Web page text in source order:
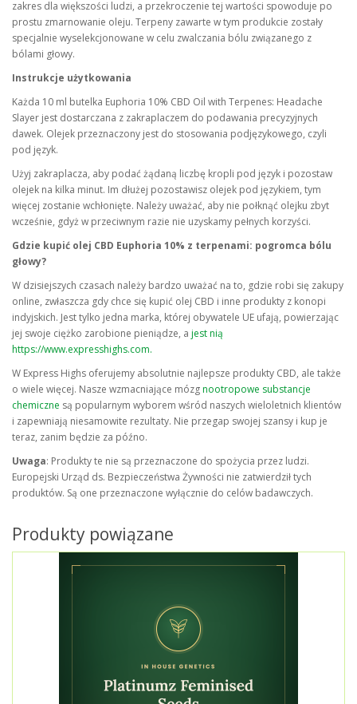
zakres dla większości ludzi, a przekroczenie tej wartości spowoduje po
prostu zmarnowanie oleju. Terpeny zawarte w tym produkcie zostały
specjalnie wyselekcjonowane w celu zwalczania bólu związanego z
bólami głowy.
Instrukcje użytkowania
Każda 10 ml butelka Euphoria 10% CBD Oil with Terpenes: Headache
Slayer jest dostarczana z zakraplaczem do podawania precyzyjnych
dawek. Olejek przeznaczony jest do stosowania podjęzykowego, czyli
pod język.
Użyj zakraplacza, aby podać żądaną liczbę kropli pod język i pozostaw
olejek na kilka minut. Im dłużej pozostawisz olejek pod językiem, tym
więcej zostanie wchłonięte. Należy uważać, aby nie połknąć olejku zbyt
wcześnie, gdyż w przeciwnym razie nie uzyskamy pełnych korzyści.
Gdzie kupić olej CBD Euphoria 10% z terpenami: pogromca bólu
głowy?
W dzisiejszych czasach należy bardzo uważać na to, gdzie robi się zakupy
online, zwłaszcza gdy chce się kupić olej CBD i inne produkty z konopi
indyjskich. Jest tylko jedna marka, której obywatele UE ufają, powierzając
jej swoje ciężko zarobione pieniądze, a jest nią
https://www.expresshighs.com.
W Express Highs oferujemy absolutnie najlepsze produkty CBD, ale także
o wiele więcej. Nasze wzmacniające mózgnootropowe substancje
chemiczne są popularnym wyborem wśród naszych wieloletnich klientów
i zapewniają niesamowite rezultaty. Nie przegap swojej szansy i kup je
teraz, zanim będzie za późno.
Uwaga: Produkty te nie są przeznaczone do spożycia przez ludzi.
Europejski Urząd ds. Bezpieczeństwa Żywności nie zatwierdził tych
produktów. Są one przeznaczone wyłącznie do celów badawczych.
Produkty powiązane